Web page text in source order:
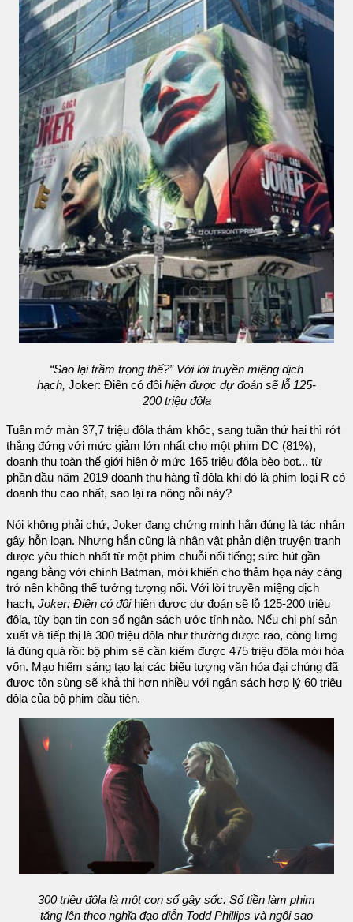
“Sao lại trầm trọng thế?” Với lời truyền miệng dịch
hạch, Joker: Điên có đôi hiện được dự đoán sẽ lỗ 125-
200 triệu đôla
Tuần mở màn 37,7 triệu đôla thảm khốc, sang tuần thứ hai thì rớt
thẳng đứng với mức giảm lớn nhất cho một phim DC (81%),
doanh thu toàn thế giới hiện ở mức 165 triệu đôla bèo bọt... từ
phần đầu năm 2019 doanh thu hàng tỉ đôla khi đó là phim loại R có
doanh thu cao nhất, sao lại ra nông nỗi này?
Nói không phải chứ, Joker đang chứng minh hắn đúng là tác nhân
gây hỗn loạn. Nhưng hắn cũng là nhân vật phản diện truyện tranh
được yêu thích nhất từ ​​một phim chuỗi nổi tiếng; sức hút gần
ngang bằng với chính Batman, mới khiến cho thảm họa này càng
trở nên không thể tưởng tượng nổi. Với lời truyền miệng dịch
hạch, Joker: Điên có đôihiện được dự đoán sẽ lỗ 125-200 triệu
đôla, tùy bạn tin con số ngân sách ước tính nào. Nếu chi phí sản
xuất và tiếp thị là 300 triệu đôla như thường được rao, còng lưng
là đúng quá rồi: bộ phim sẽ cần kiếm được 475 triệu đôla mới hòa
vốn. Mạo hiểm sáng tạo lại các biểu tượng văn hóa đại chúng đã
được tôn sùng sẽ khả thi hơn nhiều với ngân sách hợp lý 60 triệu
đôla của bộ phim đầu tiên.
300 triệu đôla là một con số gây sốc. Số tiền làm phim
tăng lên theo nghĩa đạo diễn Todd Phillips và ngôi sao